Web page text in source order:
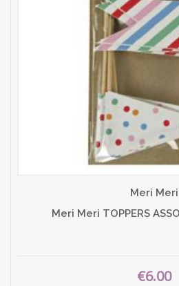
Meri Meri
Meri Meri TOPPERS
€6.00